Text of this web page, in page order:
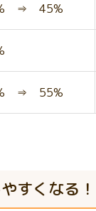
⇒ 45%
⇒ 55%
すくなる！